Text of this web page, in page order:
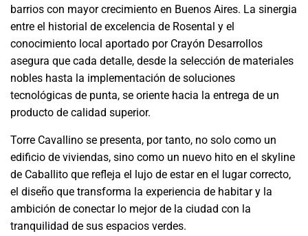
barrios con mayor crecimiento en Buenos Aires. La sinergia
entre el historial de excelencia de Rosental y el
conocimiento local aportado por Crayón Desarrollos
asegura que cada detalle, desde la selección de materiales
nobles hasta la implementación de soluciones
tecnológicas de punta, se oriente hacia la entrega de un
producto de calidad superior.
Torre Cavallino se presenta, por tanto, no solo como un
edificio de viviendas, sino como un nuevo hito en el skyline
de Caballito que refleja el lujo de estar en el lugar correcto,
el diseño que transforma la experiencia de habitar y la
ambición de conectar lo mejor de la ciudad con la
tranquilidad de sus espacios verdes.